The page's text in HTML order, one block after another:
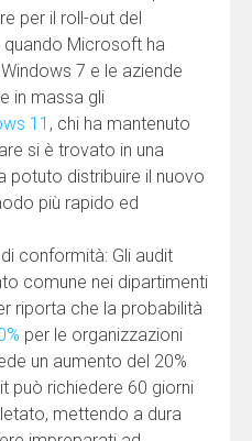
per il roll-out del
Microsoft ha
7 e le aziende
in massa gli
11 , chi ha mantenuto
si è trovato in una
potuto distribuire il nuovo
più rapido ed
conformità: Gli audit
comune nei dipartimenti
riporta che la probabilità
per le organizzazioni
un aumento del 20%
può richiedere 60 giorni
mettendo a dura